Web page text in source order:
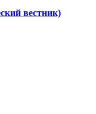
вестник)